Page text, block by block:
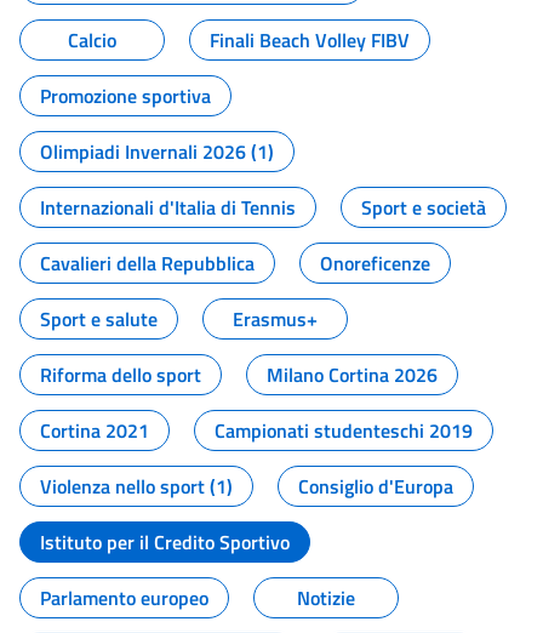
Calcio
Finali Beach Volley FIBV
Promozione sportiva
Olimpiadi Invernali 2026 (1)
Internazionali d'Italia di Tennis
Sport e società
Cavalieri della Repubblica
Onoreficenze
Sport e salute
Erasmus+
Riforma dello sport
Milano Cortina 2026
Cortina 2021
Campionati studenteschi 2019
Violenza nello sport (1)
Consiglio d'Europa
Istituto per il Credito Sportivo
Parlamento europeo
Notizie